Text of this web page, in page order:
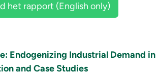
het rapport (English only)
Endogenizing Industrial Demand
and Case Studies